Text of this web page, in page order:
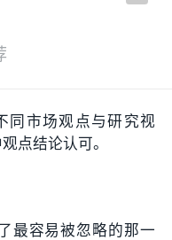
同市场观点与研究视
点结论认可。
最容易被忽略的那一